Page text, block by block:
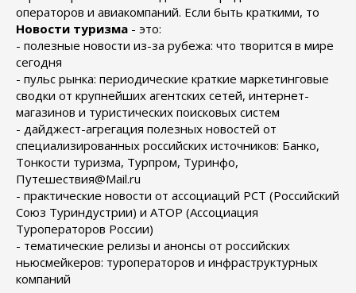
операторов и авиакомпаний. Если быть краткими, то
Новости туризма - это:
- полезные новости из-за рубежа: что творится в мире
сегодня
- пульс рынка: периодические краткие маркетинговые
сводки от крупнейших агентских сетей, интернет-
магазинов и туристических поисковых систем
- дайджест-агрегация полезных новостей от
специализированных российских источников: Банко,
Тонкости туризма, Турпром, Туринфо,
Путешествия@Mail.ru
- практические новости от ассоциаций РСТ (Российский
Союз Туриндустрии) и АТОР (Ассоциация
Туроператоров России)
- тематические релизы и анонсы от российских
ньюсмейкеров: туроператоров и инфраструктурных
компаний